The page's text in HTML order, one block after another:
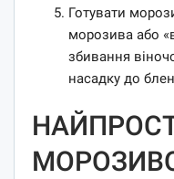
Готувати
морозива або
збивання
насадку до